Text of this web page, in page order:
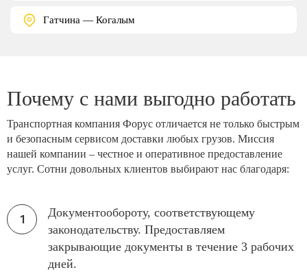
Гатчина — Когалым
Почему с нами выгодно работать
Транспортная компания Форус отличается не только быстрым
и безопасным сервисом доставки любых грузов. Миссия
нашей компании – честное и оперативное предоставление
услуг. Сотни довольных клиентов выбирают нас благодаря:
Документообороту, соответствующему
законодательству. Предоставляем
закрывающие документы в течение 3 рабочих
дней.